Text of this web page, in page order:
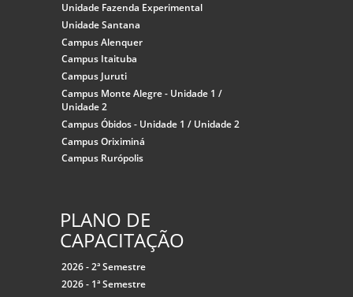
Unidade Fazenda Experimental
Unidade Santana
Campus Alenquer
Campus Itaituba
Campus Juruti
Campus Monte Alegre - Unidade 1 /
Unidade 2
Campus Óbidos - Unidade 1 / Unidade 2
Campus Oriximiná
Campus Rurópolis
PLANO DE
CAPACITAÇÃO
2026 - 2ª Semestre
2026 - 1ª Semestre